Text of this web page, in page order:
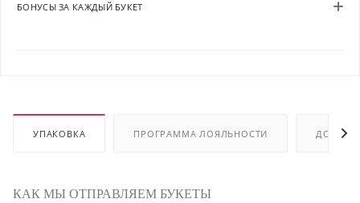
БОНУСЫ ЗА КАЖДЫЙ БУКЕТ
УПАКОВКА ПРОГРАММА ЛОЯЛЬНОСТИ
КАК МЫ ОТПРАВЛЯЕМ БУКЕТЫ